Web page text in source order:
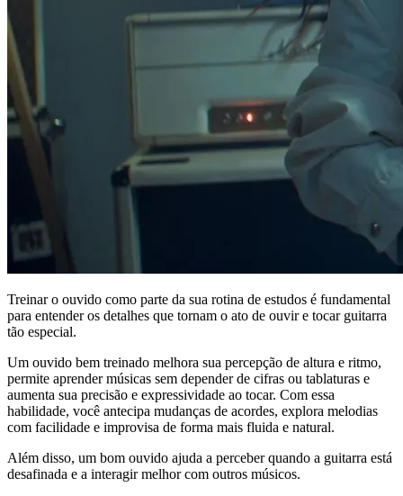
Treinar o ouvido como parte da sua rotina de estudos é fundamental
para entender os detalhes que tornam o ato de ouvir e tocar guitarra
tão especial.
Um ouvido bem treinado melhora sua percepção de altura e ritmo,
permite aprender músicas sem depender de cifras ou tablaturas e
aumenta sua precisão e expressividade ao tocar. Com essa
habilidade, você antecipa mudanças de acordes, explora melodias
com facilidade e improvisa de forma mais fluida e natural.
Além disso, um bom ouvido ajuda a perceber quando a guitarra está
desafinada e a interagir melhor com outros músicos.